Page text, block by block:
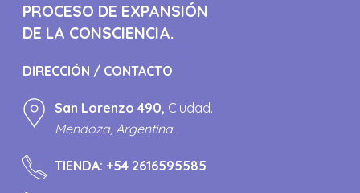
PROCESO DE EXPANSIÓN
DE LA CONSCIENCIA.
DIRECCIÓN / CONTACTO
San Lorenzo 490, Ciudad.
Mendoza, Argentina.
TIENDA:+54 2616595585